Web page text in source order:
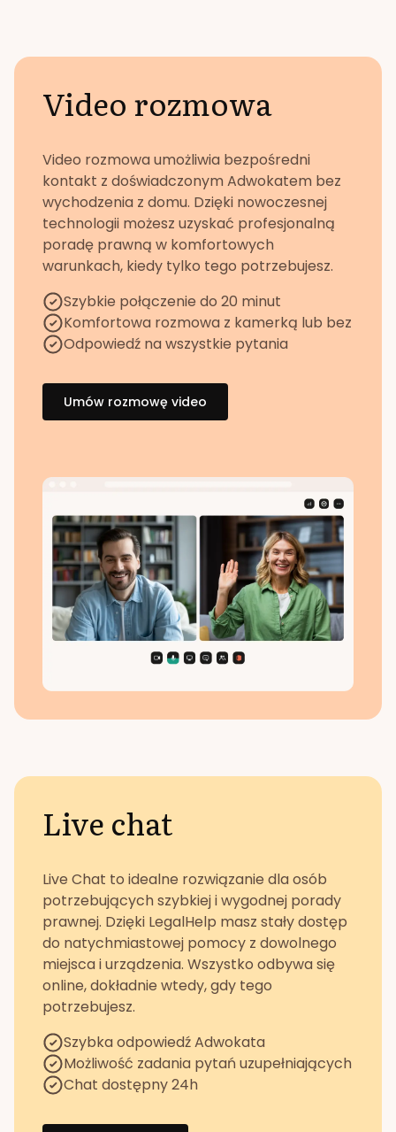
Video rozmowa
Video rozmowa umożliwia bezpośredni
kontakt z doświadczonym Adwokatem bez
wychodzenia z domu. Dzięki nowoczesnej
technologii możesz uzyskać profesjonalną
poradę prawną w komfortowych
warunkach, kiedy tylko tego potrzebujesz.
Szybkie połączenie do 20 minut
Komfortowa rozmowa z kamerką lub bez
Odpowiedź na wszystkie pytania
Umów rozmowę video
Live chat
Live Chat to idealne rozwiązanie dla osób
potrzebujących szybkiej i wygodnej porady
prawnej. Dzięki LegalHelp masz stały dostęp
do natychmiastowej pomocy z dowolnego
miejsca i urządzenia. Wszystko odbywa się
online, dokładnie wtedy, gdy tego
potrzebujesz.
Szybka odpowiedź Adwokata
Możliwość zadania pytań uzupełniających
Chat dostępny 24h